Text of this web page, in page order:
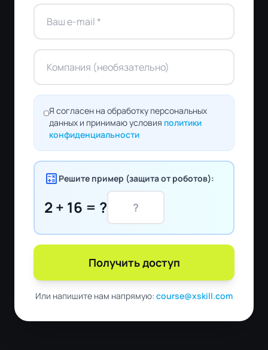
Я согласен на обработку персональных
данных и принимаю условия политики
конфиденциальности
calculate Решите пример (защита от роботов):
2 + 16 = ?
Получить доступ
Или напишите нам напрямую: course@xskill.com